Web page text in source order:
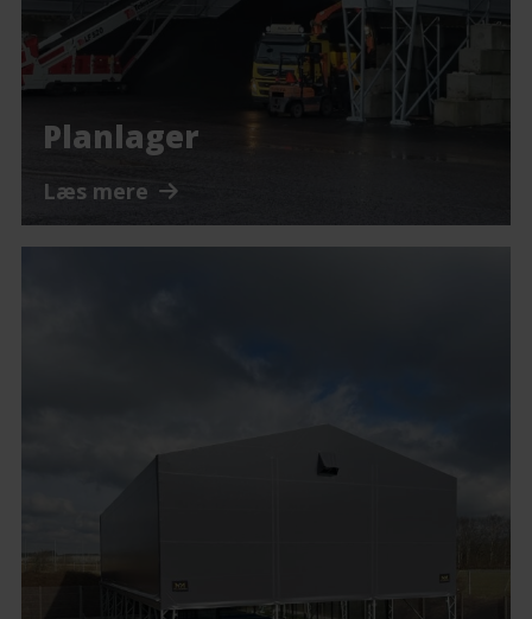
Planlager
Læs mere